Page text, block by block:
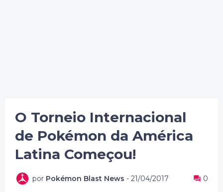
O Torneio Internacional
de Pokémon da América
Latina Começou!
por Pokémon Blast News - 21/04/2017 0